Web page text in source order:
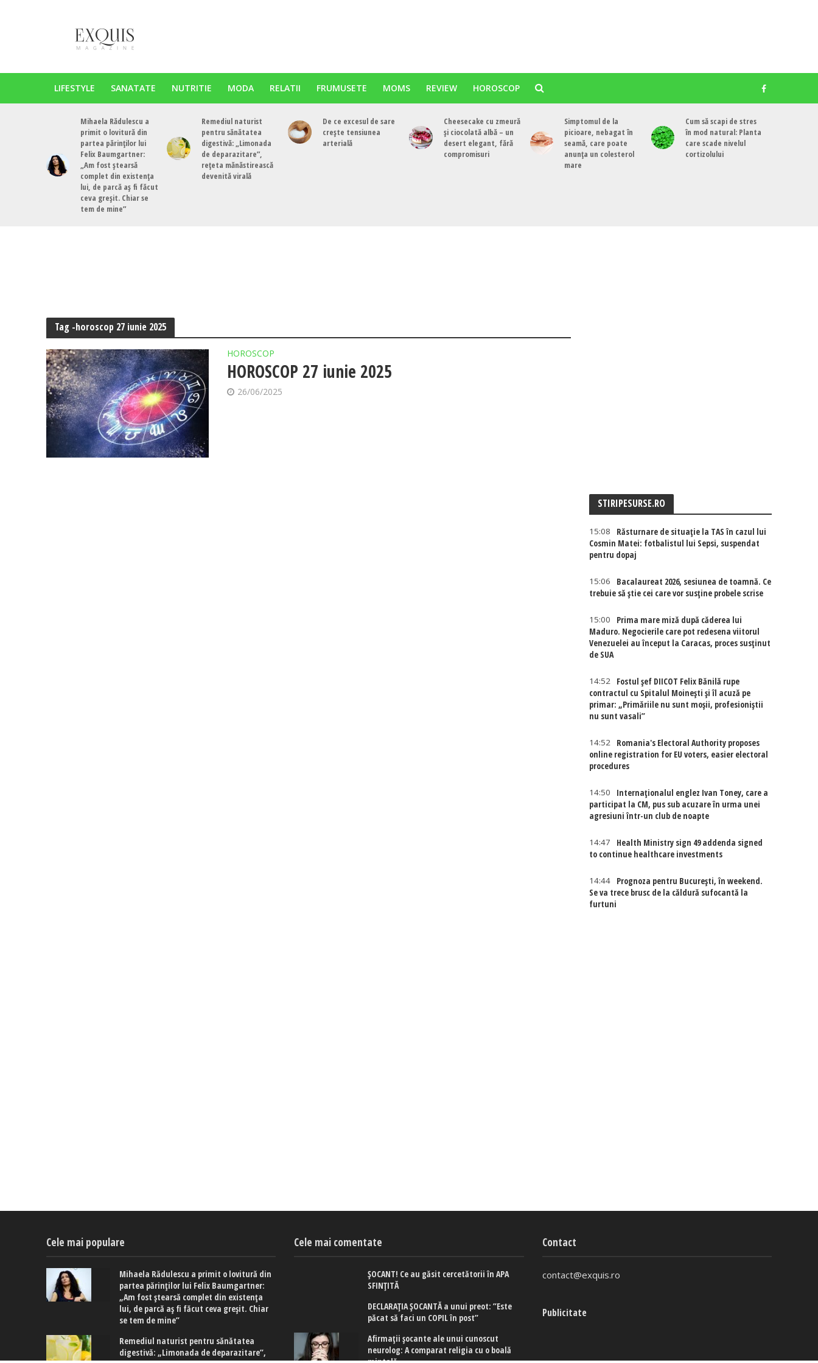
LIFESTYLE SANATATE NUTRITIE MODA RELATII FRUMUSETE MOMS REVIEW HOROSCOP
Mihaela Rădulescu a
primit o lovitură din
partea părinților lui
Felix Baumgartner:
„Am fost ștearsă
complet din existența
lui, de parcă aș fi făcut
ceva greșit. Chiar se
tem de mine”
Remediul naturist
pentru sănătatea
digestivă: „Limonada
de deparazitare”,
rețeta mănăstirească
devenită virală
De ce excesul de sare
crește tensiunea
arterială
Cheesecake cu zmeură
și ciocolată albă – un
desert elegant, fără
compromisuri
Simptomul de la
picioare, nebagat în
seamă, care poate
anunța un colesterol
mare
Cum să scapi de stres
în mod natural: Planta
care scade nivelul
cortizolului
Tag -horoscop 27 iunie 2025
HOROSCOP
HOROSCOP 27 iunie 2025
26/06/2025
STIRIPESURSE.RO
15:08
Răsturnare de situație la TAS în cazul lui
Cosmin Matei: fotbalistul lui Sepsi, suspendat
pentru dopaj
15:06
Bacalaureat 2026, sesiunea de toamnă. Ce
trebuie să știe cei care vor susține probele scrise
15:00
Prima mare miză după căderea lui
Maduro. Negocierile care pot redesena viitorul
Venezuelei au început la Caracas, proces susținut
de SUA
14:52
Fostul șef DIICOT Felix Bănilă rupe
contractul cu Spitalul Moinești și îl acuză pe
primar: „Primăriile nu sunt moșii, profesioniștii
nu sunt vasali”
14:52
Romania's Electoral Authority proposes
online registration for EU voters, easier electoral
procedures
14:50
Internaţionalul englez Ivan Toney, care a
participat la CM, pus sub acuzare în urma unei
agresiuni într-un club de noapte
14:47
Health Ministry sign 49 addenda signed
to continue healthcare investments
14:44
Prognoza pentru București, în weekend.
Se va trece brusc de la căldură sufocantă la
furtuni
Cele mai populare
Mihaela Rădulescu a primit o lovitură din
partea părinților lui Felix Baumgartner:
„Am fost ștearsă complet din existența
lui, de parcă aș fi făcut ceva greșit. Chiar
se tem de mine”
Remediul naturist pentru sănătatea
digestivă: „Limonada de deparazitare”,
Cele mai comentate
ȘOCANT! Ce au găsit cercetătorii în APA
SFINȚITĂ
DECLARAȚIA ȘOCANTĂ a unui preot: ”Este
păcat să faci un COPIL în post”
Afirmaţii şocante ale unui cunoscut
neurolog: A comparat religia cu o boală
Contact
contact@exquis.ro
Publicitate